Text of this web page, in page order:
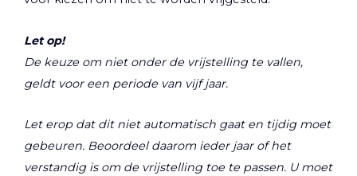
Let op!
De keuze om niet onder de vrijstelling te vallen,
geldt voor een periode van vijf jaar.
Let erop dat dit niet automatisch gaat en tijdig moet
gebeuren. Beoordeel daarom ieder jaar of het
verstandig is om de vrijstelling toe te passen. U moet